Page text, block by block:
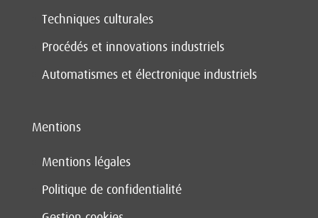
Techniques culturales
Procédés et innovations industriels
Automatismes et électronique industriels
Mentions
Mentions légales
Politique de confidentialité